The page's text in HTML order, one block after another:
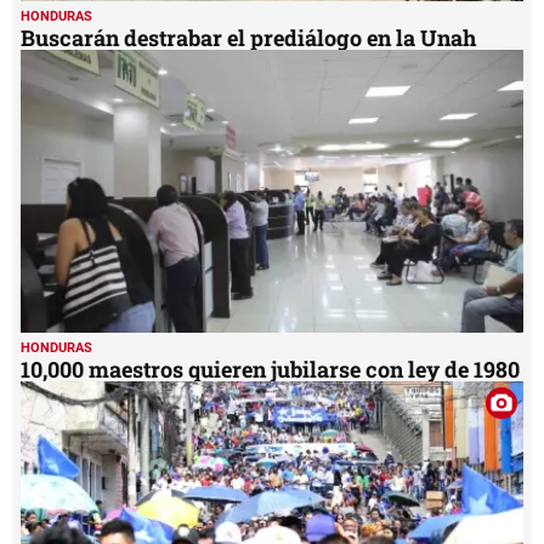
HONDURAS
Buscarán destrabar el prediálogo en la Unah
HONDURAS
10,000 maestros quieren jubilarse con ley de 1980